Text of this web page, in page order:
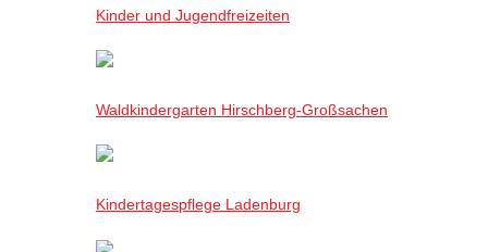
Kinder und Jugendfreizeiten
Waldkindergarten Hirschberg-Großsachen
Kindertagespflege Ladenburg